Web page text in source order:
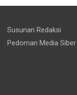
Susunan Redaksi
Pedoman Media Siber